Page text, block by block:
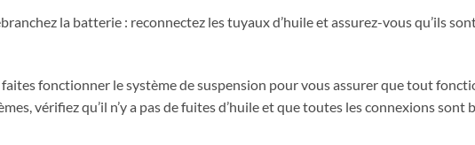
la batterie : reconnectez les tuyaux d’huile et assurez-vous qu’ils
faites fonctionner le système de suspension pour vous assurer que tout
vérifiez qu’il n’y a pas de fuites d’huile et que toutes les connexions sont